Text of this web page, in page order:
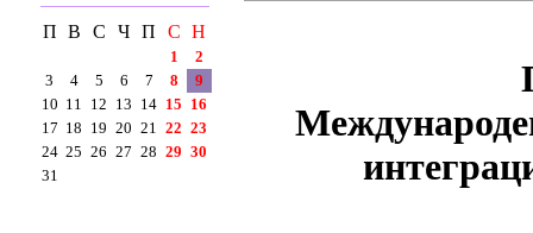
П В С Ч П С Н
1
2
3
4 5 6 7 8
9
10 11 12 13 14 15 16
17 18 19 20 21 22 23
24 25 26 27 28 29 30
31